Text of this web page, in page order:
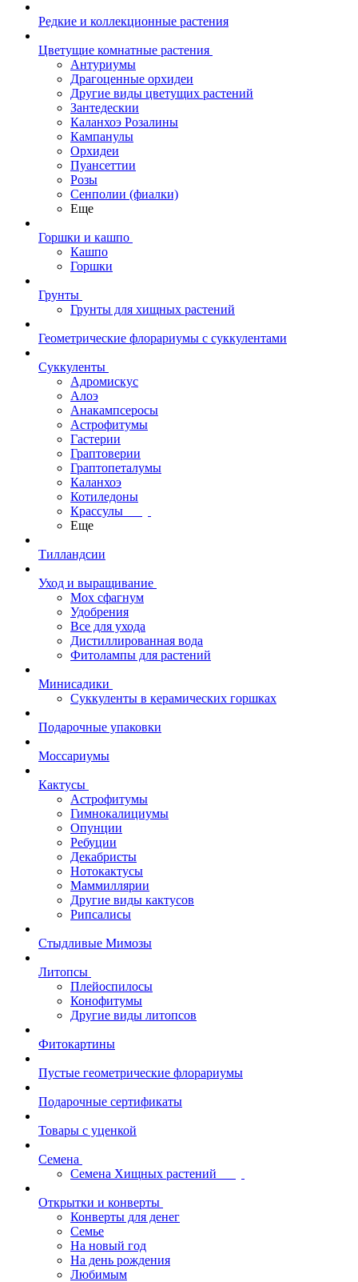
Редкие и коллекционные растения
Цветущие комнатные растения
Антуриумы
Драгоценные орхидеи
Другие виды цветущих растений
Зантедескии
Каланхоэ Розалины
Кампанулы
Орхидеи
Пуансеттии
Розы
Сенполии (фиалки)
Еще
Горшки и кашпо
Кашпо
Горшки
Грунты
Грунты для хищных растений
Геометрические флорариумы с суккулентами
Суккуленты
Адромискус
Алоэ
Анакампсеросы
Астрофитумы
Гастерии
Граптоверии
Граптопеталумы
Каланхоэ
Котиледоны
Крассулы
Еще
Тилландсии
Уход и выращивание
Мох сфагнум
Удобрения
Все для ухода
Дистиллированная вода
Фитолампы для растений
Минисадики
Суккуленты в керамических горшках
Подарочные упаковки
Моссариумы
Кактусы
Астрофитумы
Гимнокалициумы
Опунции
Ребуции
Декабристы
Нотокактусы
Маммиллярии
Другие виды кактусов
Рипсалисы
Стыдливые Мимозы
Литопсы
Плейоспилосы
Конофитумы
Другие виды литопсов
Фитокартины
Пустые геометрические флорариумы
Подарочные сертификаты
Товары с уценкой
Семена
Семена Хищных растений
Открытки и конверты
Конверты для денег
Семье
На новый год
На день рождения
Любимым